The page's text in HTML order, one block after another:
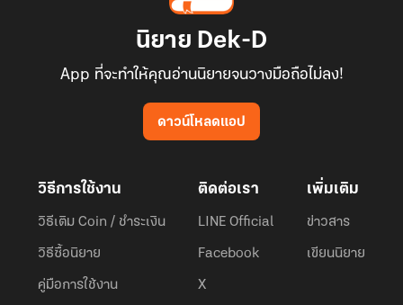
นิยาย Dek-D
App ที่จะทำให้คุณอ่านนิยายจนวางมือถือไม่ลง!
ดาวน์โหลดแอป
วิธีการใช้งาน
วิธีเติม Coin / ชำระเงิน
วิธีซื้อนิยาย
คู่มือการใช้งาน
ติดต่อเรา
LINE Official
Facebook
X
เพิ่มเติม
ข่าวสาร
เขียนนิยาย